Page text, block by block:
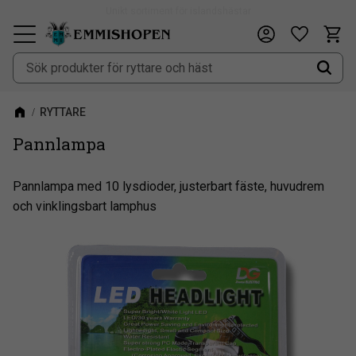
Meny
RYTTARE
Pannlampa
Pannlampa med 10 lysdioder, justerbart fäste, huvudrem
och vinklingsbart lamphus